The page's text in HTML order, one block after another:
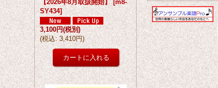
【2026年8月取扱開始】 [m8-
SY434]
3,100円(税別)
(税込: 3,410円)